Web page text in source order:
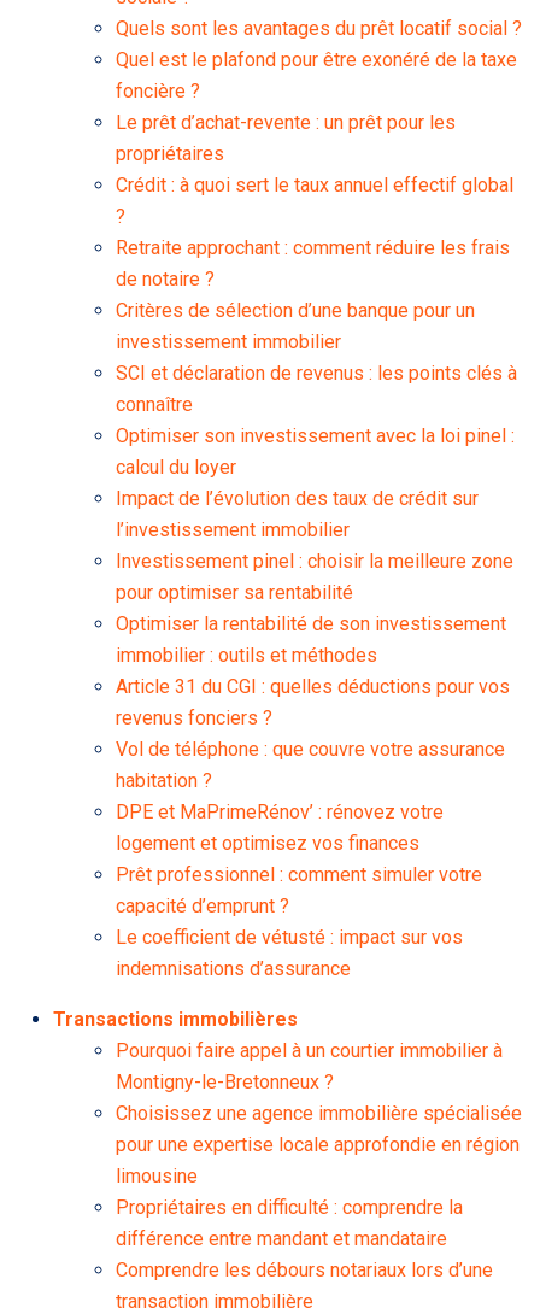
Quels sont les avantages du prêt locatif social ?
Quel est le plafond pour être exonéré de la taxe
foncière ?
Le prêt d’achat-revente : un prêt pour les
propriétaires
Crédit : à quoi sert le taux annuel effectif global
?
Retraite approchant : comment réduire les frais
de notaire ?
Critères de sélection d’une banque pour un
investissement immobilier
SCI et déclaration de revenus : les points clés à
connaître
Optimiser son investissement avec la loi pinel :
calcul du loyer
Impact de l’évolution des taux de crédit sur
l’investissement immobilier
Investissement pinel : choisir la meilleure zone
pour optimiser sa rentabilité
Optimiser la rentabilité de son investissement
immobilier : outils et méthodes
Article 31 du CGI : quelles déductions pour vos
revenus fonciers ?
Vol de téléphone : que couvre votre assurance
habitation ?
DPE et MaPrimeRénov’ : rénovez votre
logement et optimisez vos finances
Prêt professionnel : comment simuler votre
capacité d’emprunt ?
Le coefficient de vétusté : impact sur vos
indemnisations d’assurance
Transactions immobilières
Pourquoi faire appel à un courtier immobilier à
Montigny-le-Bretonneux ?
Choisissez une agence immobilière spécialisée
pour une expertise locale approfondie en région
limousine
Propriétaires en difficulté : comprendre la
différence entre mandant et mandataire
Comprendre les débours notariaux lors d’une
transaction immobilière